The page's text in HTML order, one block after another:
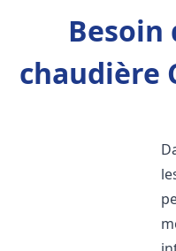
Besoin
chaudière